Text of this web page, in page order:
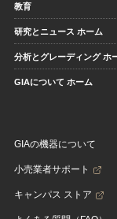
教育
研究とニュース ホーム
分析とグレーディング ホ
GIAについて ホーム
GIAの機器について
小売業者サポート
キャンパス ストア